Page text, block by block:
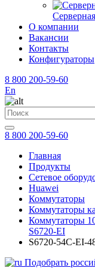
О компании
Вакансии
Контакты
Конфигураторы
8 800 200-59-60
En
8 800 200-59-60
Главная
Продукты
Сетевое
Huawei
Коммутаторы
Коммутаторы
Коммутаторы
S6720-EI
S6720-54C-EI-
Подобрать